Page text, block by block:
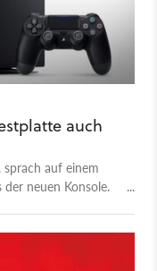
auch
auf einem
neuen Konsole.